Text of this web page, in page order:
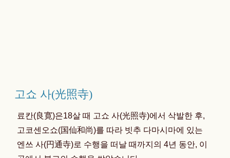
고쇼 사(光照寺)
료칸(良寛)은18살 때 고쇼 사(光照寺)에서 삭발한 후,
고코센오쇼(国仙和尚)를 따라 빗추 다마시마에 있는
엔쓰 사(円通寺)로 수행을 떠날 때까지의 4년 동안, 이